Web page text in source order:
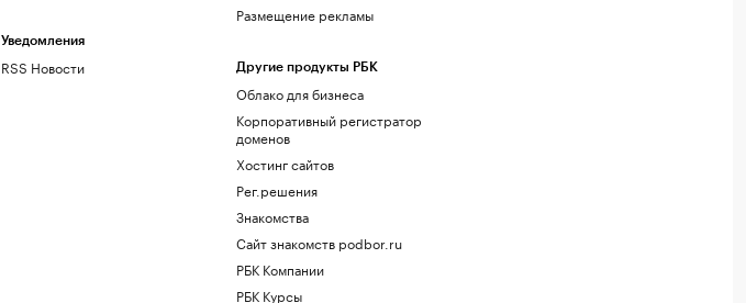
Уведомления
RSS Новости
Размещение рекламы
Другие продукты РБК
Облако для бизнеса
Корпоративный регистратор
доменов
Хостинг сайтов
Рег.решения
Знакомства
Сайт знакомств podbor.ru
РБК Компании
РБК Курсы